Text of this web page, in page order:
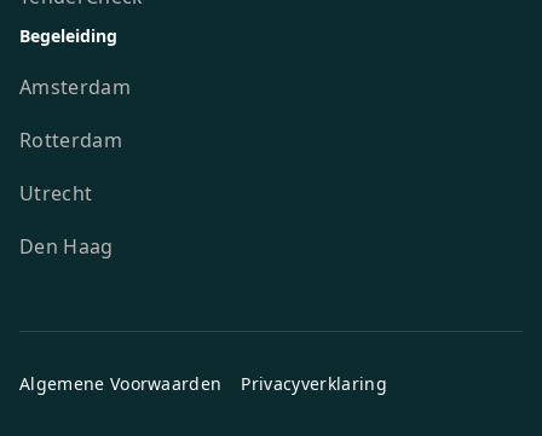
Begeleiding
Amsterdam
Rotterdam
Utrecht
Den Haag
Algemene Voorwaarden Privacyverklaring